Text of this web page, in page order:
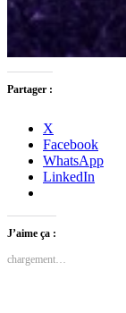
Partager :
X
Facebook
WhatsApp
LinkedIn
J’aime ça :
chargement…